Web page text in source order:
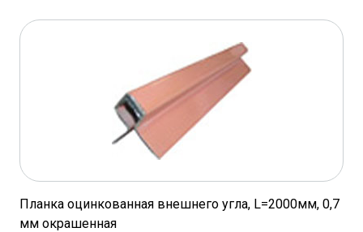
Планка оцинкованная внешнего угла, L=2000мм, 0,7
мм окрашенная